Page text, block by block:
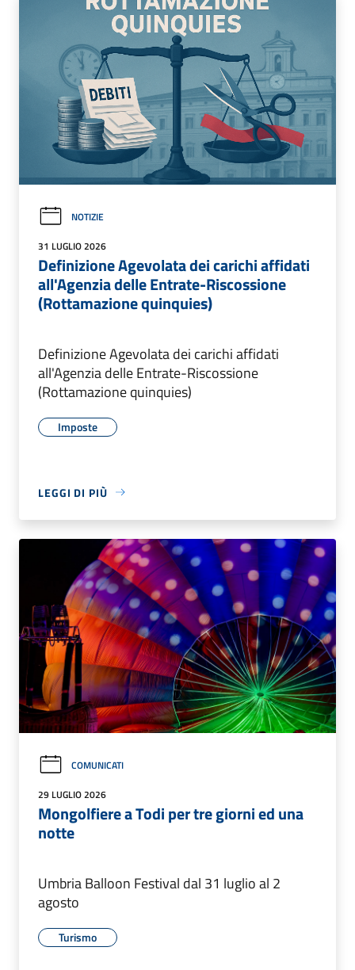
NOTIZIE
31 LUGLIO 2026
Definizione Agevolata dei carichi affidati
all'Agenzia delle Entrate-Riscossione
(Rottamazione quinquies)
Definizione Agevolata dei carichi affidati
all'Agenzia delle Entrate-Riscossione
(Rottamazione quinquies)
Imposte
LEGGI DI PIÙ
COMUNICATI
29 LUGLIO 2026
Mongolfiere a Todi per tre giorni ed una
notte
Umbria Balloon Festival dal 31 luglio al 2
agosto
Turismo